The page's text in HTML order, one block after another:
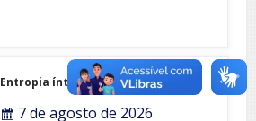
Entropia íntima
7 de agosto de 2026